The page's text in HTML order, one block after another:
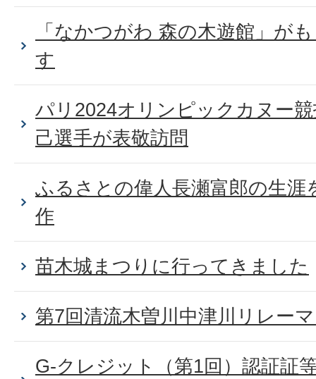
「なかつがわ 森の木遊館」が
す
パリ2024オリンピックカヌー
己選手が表敬訪問
ふるさとの偉人長瀬富郎の生涯
作
苗木城まつりに行ってきました
第7回清流木曽川中津川リレー
G-クレジット（第1回）認証証